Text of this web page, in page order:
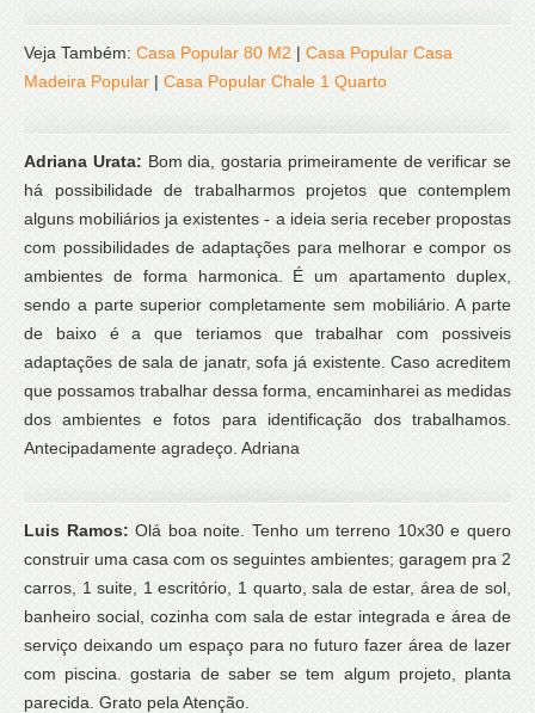
Veja Também: Casa Popular 80 M2 | Casa Popular Casa
Madeira Popular | Casa Popular Chale 1 Quarto
Adriana Urata: Bom dia, gostaria primeiramente de verificar se
há possibilidade de trabalharmos projetos que contemplem
alguns mobiliários ja existentes - a ideia seria receber propostas
com possibilidades de adaptações para melhorar e compor os
ambientes de forma harmonica. É um apartamento duplex,
sendo a parte superior completamente sem mobiliário. A parte
de baixo é a que teriamos que trabalhar com possiveis
adaptações de sala de janatr, sofa já existente. Caso acreditem
que possamos trabalhar dessa forma, encaminharei as medidas
dos ambientes e fotos para identificação dos trabalhamos.
Antecipadamente agradeço. Adriana
Luis Ramos:Olá boa noite. Tenho um terreno 10x30 e quero
construir uma casa com os seguintes ambientes; garagem pra 2
carros, 1 suite, 1 escritório, 1 quarto, sala de estar, área de sol,
banheiro social, cozinha com sala de estar integrada e área de
serviço deixando um espaço para no futuro fazer área de lazer
com piscina. gostaria de saber se tem algum projeto, planta
parecida. Grato pela Atenção.